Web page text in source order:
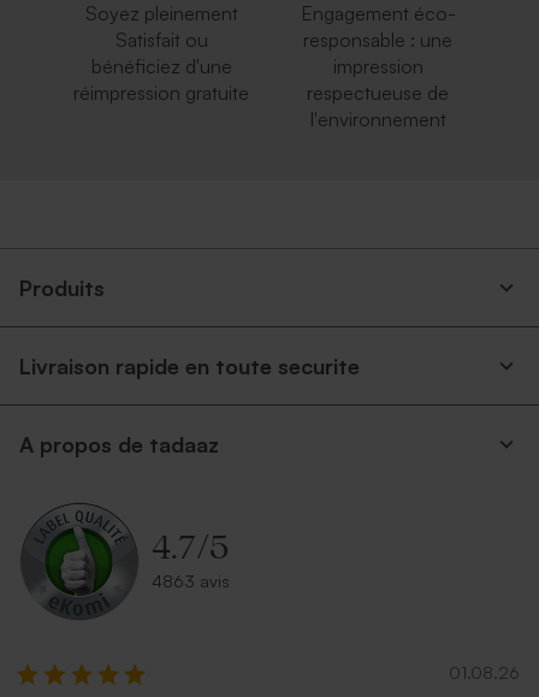
Soyez pleinement
Satisfait ou
bénéficiez d'une
réimpression gratuite
Engagement éco-
responsable : une
impression
respectueuse de
l'environnement
Produits
Livraison rapide en toute securite
A propos de tadaaz
4.7/5
4863 avis
01.08.26